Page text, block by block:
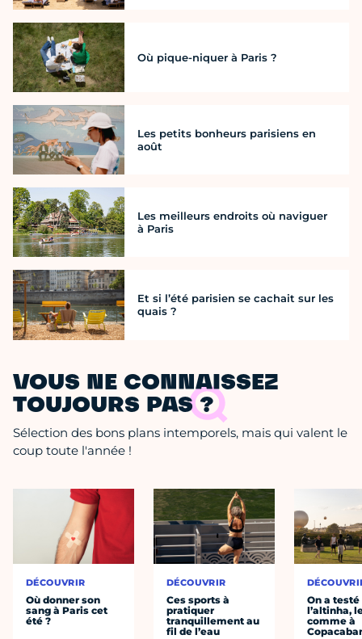
Où pique-niquer à Paris ?
Les petits bonheurs parisiens en
août
Les meilleurs endroits où naviguer
à Paris
Et si l’été parisien se cachait sur les
quais ?
VOUS NE CONNAISSEZ
TOUJOURS PAS ?
Sélection des bons plans intemporels, mais qui valent le
coup toute l'année !
DÉCOUVRIR
Où donner son
sang à Paris cet
été ?
DÉCOUVRIR
Ces sports à
pratiquer
tranquillement au
fil de l’eau
On a testé
l’altinha,
comme à